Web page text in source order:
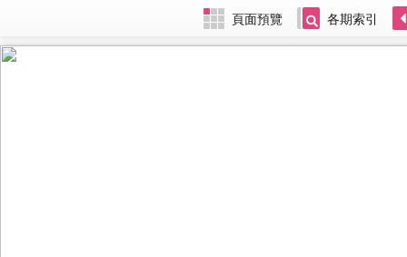
頁面預覽 各期索引